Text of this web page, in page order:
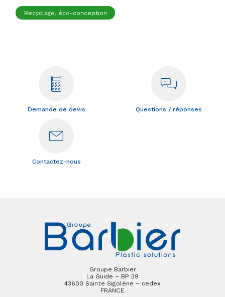
Recyclage, éco-conception
Demande de devis Questions / réponses
Contactez-nous
Groupe Barbier
La Guide – BP 39
43600 Sainte Sigolène – cedex
FRANCE